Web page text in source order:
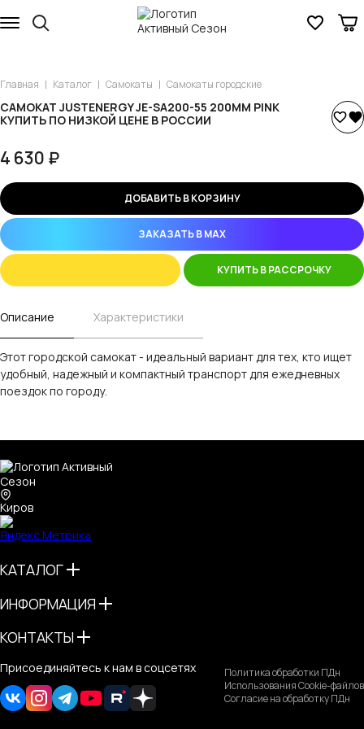
Главная Каталог Самокаты Самокаты городские
САМОКАТ JUSTENERGY JE-SA200-55 200ММ PINK
КУПИТЬ ПО НИЗКОЙ ЦЕНЕ В РОССИИ
4 630 ₽
ДОБАВИТЬ В КОРЗИНУ
ЗАКАЗАТЬ В MAX
КУПИТЬ В РАССРОЧКУ
Описание Характеристики
Этот городской самокат - идеальный вариант для тех, кто ищет
удобный, надежный и компактный транспорт для ежедневных
поездок по городу.
Киров
КАТАЛОГ
ИНФОРМАЦИЯ
КОНТАКТЫ
Политика обработки ПДн
Использования Cookie-файлов
Согласие на обработку ПДн
Присоединяйтесь к нам в соцсетях